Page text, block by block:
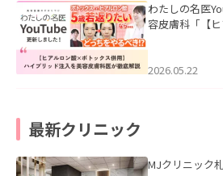
わたしの名医
容皮膚科「【
た。
2026.05.22
最新クリニック
MJクリニック